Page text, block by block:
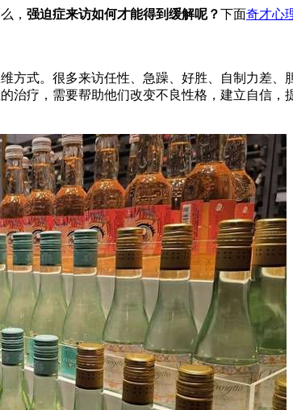
， 强迫症来访如何才能得到缓解呢？下面奇才心
式。很多来访任性、急躁、好胜、自制力差、
疗，需要帮助他们改变不良性格，建立自信，